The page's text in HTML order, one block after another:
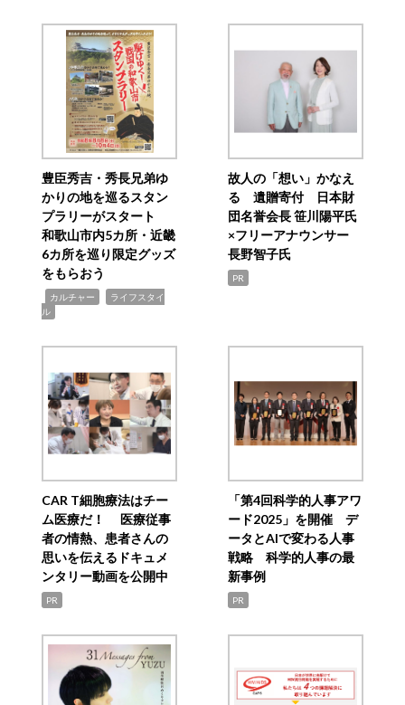
豊臣秀吉・秀長兄弟ゆ
かりの地を巡るスタン
プラリーがスタート
和歌山市内5カ所・近畿
6カ所を巡り限定グッズ
をもらおう
カルチャー
ライフスタイ
ル
故人の「想い」かなえ
る 遺贈寄付 日本財
団名誉会長 笹川陽平氏
×フリーアナウンサー
長野智子氏
PR
CAR T細胞療法はチー
ム医療だ！ 医療従事
者の情熱、患者さんの
思いを伝えるドキュメ
ンタリー動画を公開中
PR
「第4回科学的人事アワ
ード2025」を開催 デ
ータとAIで変わる人事
戦略 科学的人事の最
新事例
PR